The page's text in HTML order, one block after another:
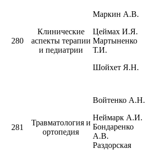
280
Клинические
аспекты терапии
и педиатрии
Маркин А.В.
Цеймах И.Я.
Мартыненко
Т.И.
Шойхет Я.Н.
281
Травматология и
ортопедия
Войтенко А.Н.
Неймарк А.И.
Бондаренко
А.В.
Раздорская